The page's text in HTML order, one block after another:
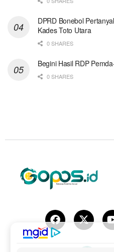
DPRD Bonebol
Kades Toto Utara
0 SHARES
Begini Hasil RDP
0 SHARES